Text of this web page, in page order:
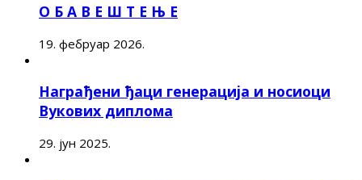
О Б А В Е Ш Т Е Њ Е
19. фебруар 2026.
Награђени ђаци генерација и носиоци
Вукових диплома
29. јун 2025.